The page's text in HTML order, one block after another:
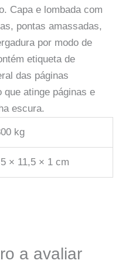
Capa e lombada com
pontas amassadas,
por modo de
etiqueta de
das páginas
atinge páginas e
escura.
kg
× 11,5 × 1 cm
a avaliar